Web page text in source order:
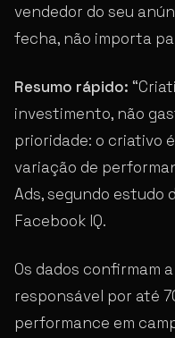
vendedor do seu
fecha, não importa
Resumo rápido:
investimento, não
prioridade: o criativo
variação de
Ads, segundo estudo
Facebook IQ.
Os dados confirmam
responsável por até
performance em